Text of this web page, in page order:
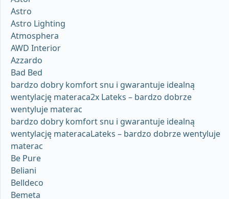
Astro
Astro Lighting
Atmosphera
AWD Interior
Azzardo
Bad Bed
bardzo dobry komfort snu i gwarantuje idealną
wentylację materaca2x Lateks – bardzo dobrze
wentyluje materac
bardzo dobry komfort snu i gwarantuje idealną
wentylację materacaLateks – bardzo dobrze wentyluje
materac
Be Pure
Beliani
Belldeco
Bemeta